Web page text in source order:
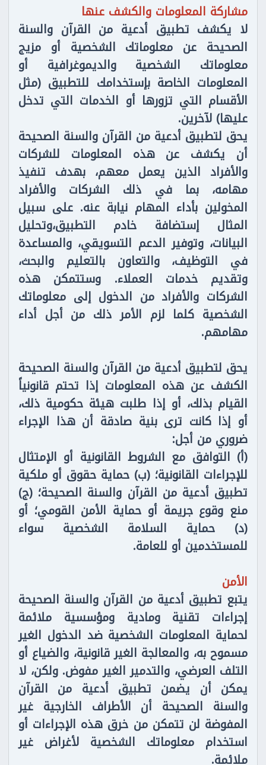
مشاركة المعلومات والكشف عنها
لا يكشف تطبيق أدعية من القرآن والسنة
الصحيحة عن معلوماتك الشخصية أو مزيج
معلوماتك الشخصية والديموغرافية أو
المعلومات الخاصة بإستخدامك للتطبيق (مثل
الأقسام التي تزورها أو الخدمات التي تدخل
عليها) لآخرين.
يحق لتطبيق أدعية من القرآن والسنة الصحيحة
أن يكشف عن هذه المعلومات للشركات
والأفراد الذين يعمل معهم، بهدف تنفيذ
مهامه، بما في ذلك الشركات والأفراد
المخولين بأداء المهام نيابة عنه. على سبيل
المثال إستضافة خادم التطبيق،وتحليل
البيانات، وتوفير الدعم التسويقي، والمساعدة
في التوظيف، والتعاون بالتعليم والبحث،
وتقديم خدمات العملاء. وستتمكن هذه
الشركات والأفراد من الدخول إلى معلوماتك
الشخصية كلما لزم الأمر ذلك من أجل أداء
مهامهم.
يحق لتطبيق أدعية من القرآن والسنة الصحيحة
الكشف عن هذه المعلومات إذا تحتم قانونياً
القيام بذلك، أو إذا طلبت هيئة حكومية ذلك،
أو إذا كانت ترى بنية صادقة أن هذا الإجراء
ضروري من أجل:
(أ) التوافق مع الشروط القانونية أو الإمتثال
للإجراءات القانونية؛ (ب) حماية حقوق أو ملكية
تطبيق أدعية من القرآن والسنة الصحيحة؛ (ج)
منع وقوع جريمة أو حماية الأمن القومي؛ أو
(د) حماية السلامة الشخصية سواء
للمستخدمين أو للعامة.
الأمن
يتبع تطبيق أدعية من القرآن والسنة الصحيحة
إجراءات تقنية ومادية ومؤسسية ملائمة
لحماية المعلومات الشخصية ضد الدخول الغير
مسموح به، والمعالجة الغير قانونية، والضياع أو
التلف العرضي، والتدمير الغير مفوض. ولكن، لا
يمكن أن يضمن تطبيق أدعية من القرآن
والسنة الصحيحة أن الأطراف الخارجية غير
المفوضة لن تتمكن من خرق هذه الإجراءات أو
استخدام معلوماتك الشخصية لأغراض غير
ملائمة.